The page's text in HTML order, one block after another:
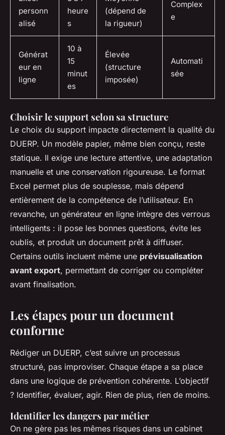
personn
alisé
heure
s
(dépend de
la rigueur)
Complex
e
Générat
eur en
ligne
10 à
15
minut
es
Élevée
(structure
imposée)
Automati
sée
Choisir le support selon sa structure
Le choix du support impacte directement la qualité du
DUERP. Un modèle papier, même bien conçu, reste
statique. Il exige une lecture attentive, une adaptation
manuelle et une conservation rigoureuse. Le format
Excel permet plus de souplesse, mais dépend
entièrement de la compétence de l’utilisateur. En
revanche, un générateur en ligne intègre des verrous
intelligents : il pose les bonnes questions, évite les
oublis, et produit un document prêt à diffuser.
Certains outils incluent même une prévisualisation
avant export, permettant de corriger ou compléter
avant finalisation.
Les étapes pour un document
conforme
Rédiger un DUERP, c’est suivre un processus
structuré, pas improviser. Chaque étape a sa place
dans une logique de prévention cohérente. L’objectif
? Identifier, évaluer, agir. Rien de plus, rien de moins.
Identifier les dangers par métier
On ne gère pas les mêmes risques dans un cabinet